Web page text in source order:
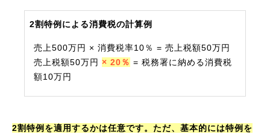
2割特例による消費税の計算例
売上500万円 × 消費税率10％ = 売上税額50万円
売上税額50万円 × 20％ = 税務署に納める消費税
額10万円
2割特例を適用するかは任意です。ただ、基本的には特例を